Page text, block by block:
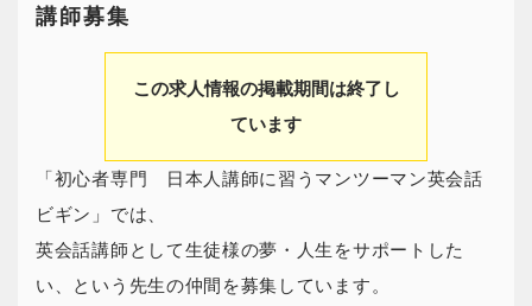
講師募集
この求人情報の掲載期間は終了し
ています
「初心者専門 日本人講師に習うマンツーマン英会話
ビギン」では、
英会話講師として生徒様の夢・人生をサポートした
い、という先生の仲間を募集しています。